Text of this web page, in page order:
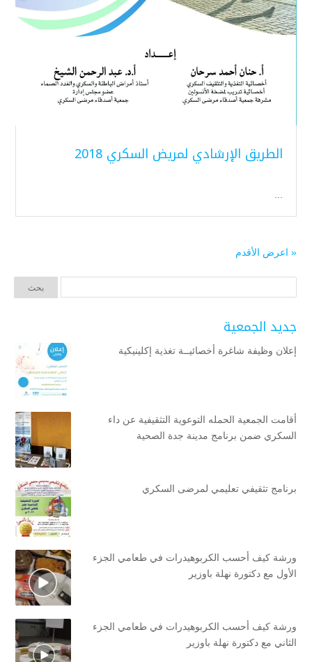
الطريق الإرشادي لمريض السكري 2018
« اعرض الأقدم
جديد الجمعية
إعلان وظيفة شاغرة أخصائيــة تغذية إكلينيكية
أقامت الجمعية الحمله التوعوية التثقيفية عن داء
السكري ضمن برنامج مدينة جدة الصحية
برنامج تثقيفي تعليمي لمرضى السكري
ورشة كيف أحسب الكربوهيدرات في طعامي الجزء
الأول مع دكتورة نهلة باوزير
ورشة كيف أحسب الكربوهيدرات في طعامي الجزء
الثاني مع دكتورة نهلة باوزير